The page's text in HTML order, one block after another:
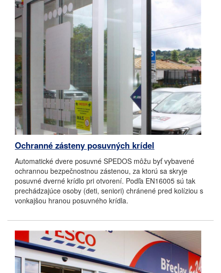
Ochranné zásteny posuvných krídel
Automatické dvere posuvné SPEDOS môžu byť vybavené
ochrannou bezpečnostnou zástenou, za ktorú sa skryje
posuvné dverné krídlo pri otvorení. Podľa EN16005 sú tak
prechádzajúce osoby (deti, seniori) chránené pred kolíziou s
vonkajšou hranou posuvného krídla.